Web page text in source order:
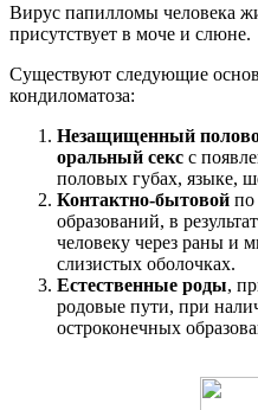
Вирус папилломы человека
присутствует в моче и слюне.
Существуют следующие
кондиломатоза:
Незащищенный
оральный секс с
половых губах, языке,
Контактно-бытовой по
образований, в
человеку через раны и
слизистых оболочках.
Естественные роды,
родовые пути, при
остроконечных